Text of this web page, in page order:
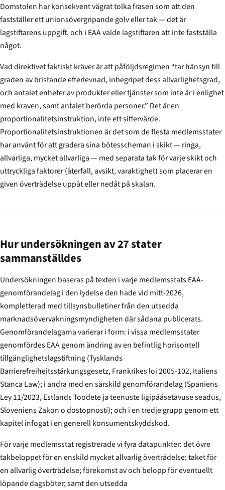
Domstolen har konsekvent vägrat tolka frasen som att den
fastställer ett unionsövergripande golv eller tak — det är
lagstiftarens uppgift, och i EAA valde lagstiftaren att inte fastställa
något.
Vad direktivet faktiskt kräver är att påföljdsregimen “tar hänsyn till
graden av bristande efterlevnad, inbegripet dess allvarlighetsgrad,
och antalet enheter av produkter eller tjänster som inte är i enlighet
med kraven, samt antalet berörda personer.” Det är en
proportionalitetsinstruktion, inte ett siffervärde.
Proportionalitetsinstruktionen är det som de flesta medlemsstater
har använt för att gradera sina bötesscheman i skikt — ringa,
allvarliga, mycket allvarliga — med separata tak för varje skikt och
uttryckliga faktorer (återfall, avsikt, varaktighet) som placerar en
given överträdelse uppåt eller nedåt på skalan.
Hur undersökningen av 27 stater
sammanställdes
Undersökningen baseras på texten i varje medlemsstats EAA-
genomförandelag i den lydelse den hade vid mitt-2026,
kompletterad med tillsynsbulletiner från den utsedda
marknadsövervaknings­myndigheten där sådana publicerats.
Genomförandelagarna varierar i form: i vissa medlemsstater
genomfördes EAA genom ändring av en befintlig horisontell
tillgänglighetslagstiftning (Tysklands
Barrierefreiheitsstärkungsgesetz, Frankrikes loi 2005-102, Italiens
Stanca Law); i andra med en särskild genomförandelag (Spaniens
Ley 11/2023, EstlandsToodete ja teenuste ligipääsetavuse seadus,
SloveniensZakon o dostopnosti); och i en tredje grupp genom ett
kapitel infogat i en generell konsumentskyddskod.
För varje medlemsstat registrerade vi fyra datapunkter: det övre
takbeloppet för en enskild mycket allvarlig överträdelse; taket för
en allvarlig överträdelse; förekomst av och belopp för eventuellt
löpande dagsböter; samt den utsedda